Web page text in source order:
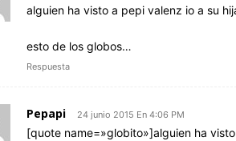
alguien ha visto a pepi valenz io a su
esto de los globos…
Respuesta
Pepapi 24 junio 2015 En 4:06 PM
[quote name=»globito»]alguien ha